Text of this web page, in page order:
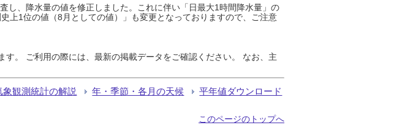
し、降水量の値を修正しました。これに伴い「日最大1時間降水量」の
上1位の値（8月としての値）」も変更となっておりますので、ご注意
。 ご利用の際には、最新の掲載データをご確認ください。 なお、主
象観測統計の解説 年・季節・各月の天候 平年値ダウンロード
このページのトップへ